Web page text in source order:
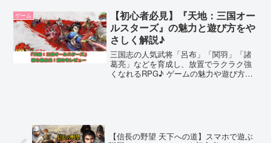
オリティが高い、美少女が好き、コンテ
ンツが豊富で飽きないゲームを探してい
る、という人には絶対におすすめです！
ゲーム
【初心者必見】『天地：三国オー
ルスターズ』の魅力と遊び方をや
さしく解説♪
三国志の人気武将「呂布」「関羽」「諸
葛亮」などを育成し、放置でラクラク強
くなれるRPG♪ ゲームの魅力や遊び方、
【信長の野望 天下への道】スマホで遊ぶ